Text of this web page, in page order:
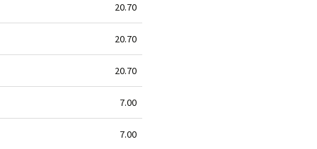
20.70
20.70
20.70
7.00
7.00